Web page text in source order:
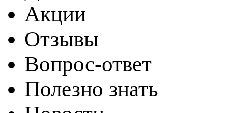
Акции
Отзывы
Вопрос-ответ
Полезно знать